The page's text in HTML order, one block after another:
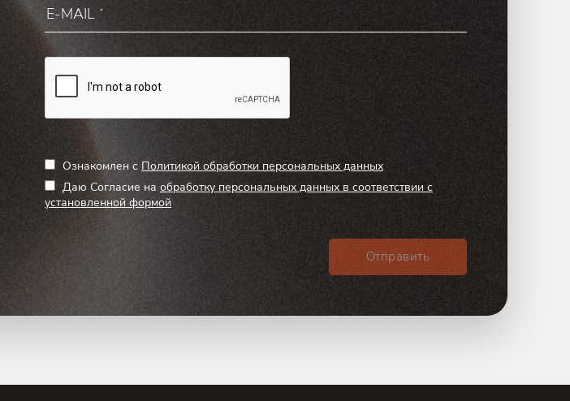
Ознакомлен с Политикой обработки персональных данных
Даю Согласие на обработку персональных данных в соответствии с
установленной формой
Отправить